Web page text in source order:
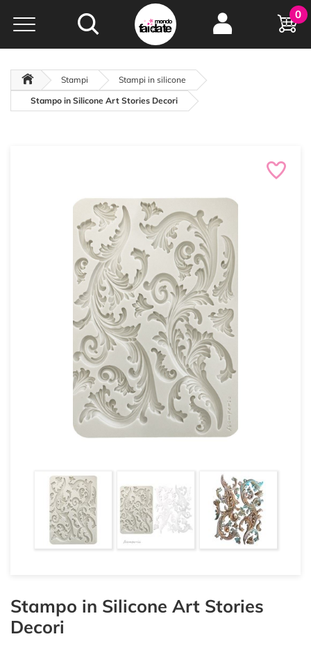
Hobby e
creatività...
oltre 15 anni online
0
Stampi
Stampi in silicone
Stampo in Silicone Art Stories Decori
Stampo in Silicone Art Stories
Decori